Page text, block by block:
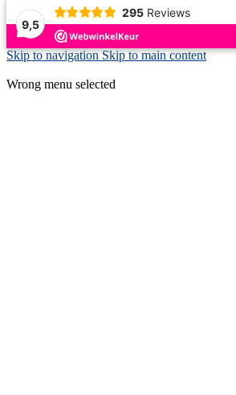
9,5
295 Reviews
Skip to navigationSkip to main content
Wrong menu selected